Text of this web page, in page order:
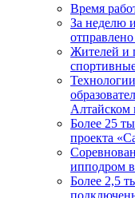
Время
За неделю
Жителей и
Алтайском
Более 25
проекта
ипподром в
Более 2,5